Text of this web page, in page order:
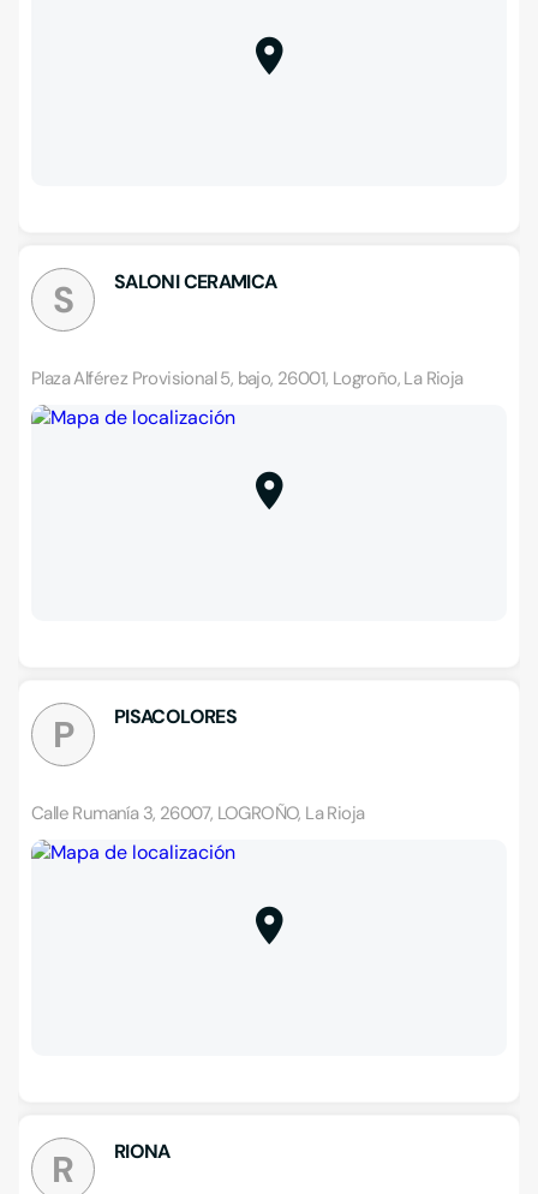
S SALONI CERAMICA
Plaza Alférez Provisional 5, bajo, 26001, Logroño, La Rioja
P PISACOLORES
Calle Rumanía 3, 26007, LOGROÑO, La Rioja
R RIONA